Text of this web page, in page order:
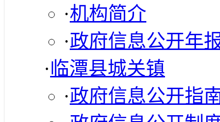
·机构简介
·政府信息公开年
·临潭县城关镇
·政府信息公开指